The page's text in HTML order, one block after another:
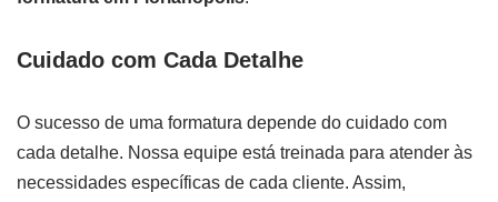
Cuidado com Cada Detalhe
O sucesso de uma formatura depende do cuidado com
cada detalhe. Nossa equipe está treinada para atender às
necessidades específicas de cada cliente. Assim,